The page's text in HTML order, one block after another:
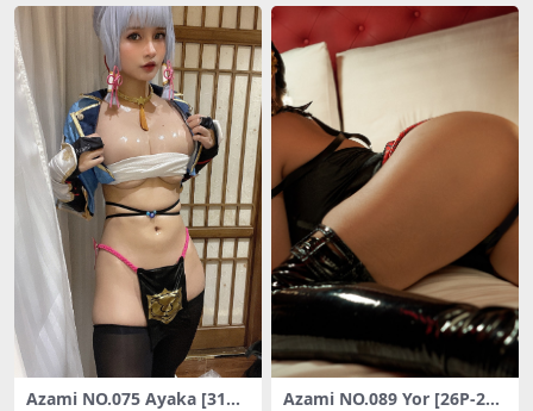
Azami NO.075 Ayaka [31P-
Azami NO.089 Yor [26P-232